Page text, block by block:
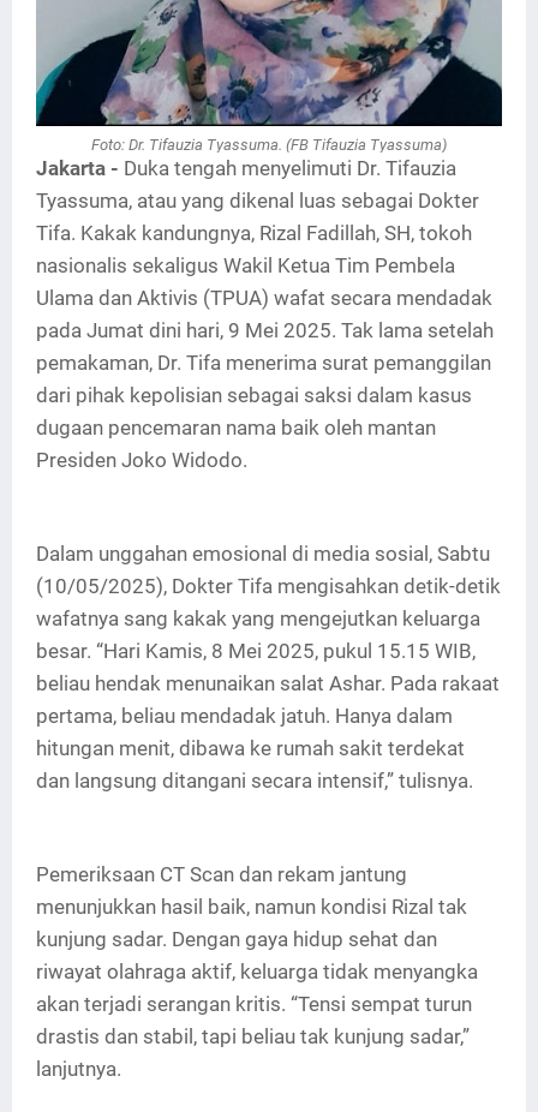
Foto: Dr. Tifauzia Tyassuma. (FB Tifauzia Tyassuma)
Jakarta - Duka tengah menyelimuti Dr. Tifauzia
Tyassuma, atau yang dikenal luas sebagai Dokter
Tifa. Kakak kandungnya, Rizal Fadillah, SH, tokoh
nasionalis sekaligus Wakil Ketua Tim Pembela
Ulama dan Aktivis (TPUA) wafat secara mendadak
pada Jumat dini hari, 9 Mei 2025. Tak lama setelah
pemakaman, Dr. Tifa menerima surat pemanggilan
dari pihak kepolisian sebagai saksi dalam kasus
dugaan pencemaran nama baik oleh mantan
Presiden Joko Widodo.
Dalam unggahan emosional di media sosial, Sabtu
(10/05/2025), Dokter Tifa mengisahkan detik-detik
wafatnya sang kakak yang mengejutkan keluarga
besar. “Hari Kamis, 8 Mei 2025, pukul 15.15 WIB,
beliau hendak menunaikan salat Ashar. Pada rakaat
pertama, beliau mendadak jatuh. Hanya dalam
hitungan menit, dibawa ke rumah sakit terdekat
dan langsung ditangani secara intensif,” tulisnya.
Pemeriksaan CT Scan dan rekam jantung
menunjukkan hasil baik, namun kondisi Rizal tak
kunjung sadar. Dengan gaya hidup sehat dan
riwayat olahraga aktif, keluarga tidak menyangka
akan terjadi serangan kritis. “Tensi sempat turun
drastis dan stabil, tapi beliau tak kunjung sadar,”
lanjutnya.